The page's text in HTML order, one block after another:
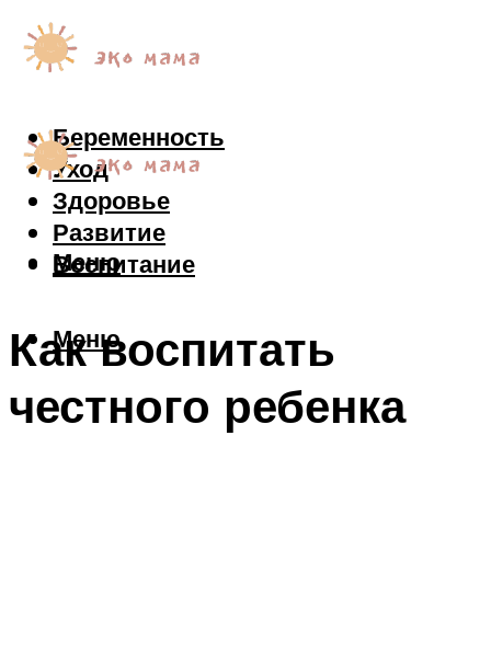
Беременность
Уход
Здоровье
Развитие
Воспитание
Меню
Меню
Как воспитать
честного ребенка